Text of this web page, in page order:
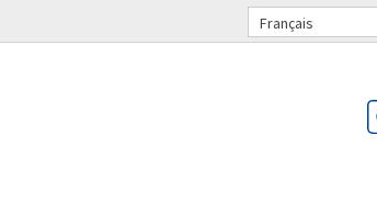
Français